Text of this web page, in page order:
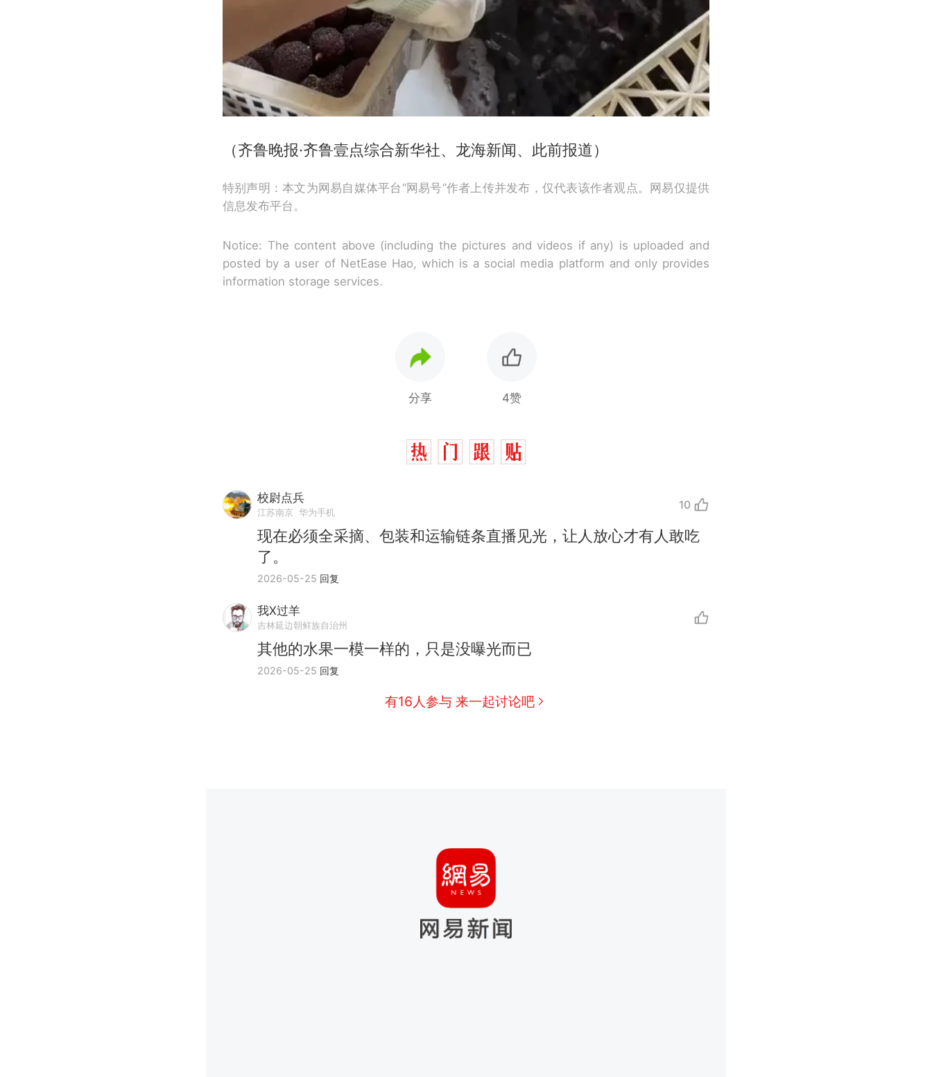
（齐鲁晚报·齐鲁壹点综合新华社、龙海新闻、此前报道）
特别声明：本文为网易自媒体平台“网易号”作者上传并发布，仅代表该作者观点。网易仅提供
信息发布平台。
Notice: The content above (including the pictures and videos if any) is uploaded and
posted by a user of NetEase Hao, which is a social media platform and only provides
information storage services.
分享 4赞
校尉点兵
江苏南京 华为手机
10
现在必须全采摘、包装和运输链条直播见光，让人放心才有人敢吃
了。
2026-05-25 回复
我X过羊
吉林延边朝鲜族自治州
其他的水果一模一样的，只是没曝光而已
2026-05-25 回复
有16人参与 来一起讨论吧